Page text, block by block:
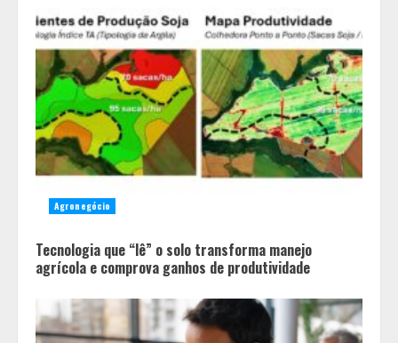
Agronegócio
Tecnologia que “lê” o solo transforma manejo
agrícola e comprova ganhos de produtividade